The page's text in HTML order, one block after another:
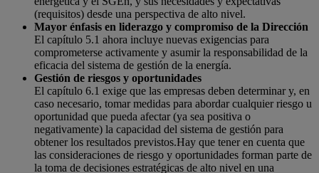
(requisitos) desde una perspectiva de alto nivel.
Mayor énfasis en liderazgo y compromiso de la Dirección
El capítulo 5.1 ahora incluye nuevas exigencias para
comprometerse activamente y asumir la responsabilidad de la
eficacia del sistema de gestión de la energía.
Gestión de riesgos y oportunidades
El capítulo 6.1 exige que las empresas deben determinar y, en
caso necesario, tomar medidas para abordar cualquier riesgo u
oportunidad que pueda afectar (ya sea positiva o
negativamente) la capacidad del sistema de gestión para
obtener los resultados previstos.Hay que tener en cuenta que
las consideraciones de riesgo y oportunidades forman parte de
la toma de decisiones estratégicas de alto nivel en una